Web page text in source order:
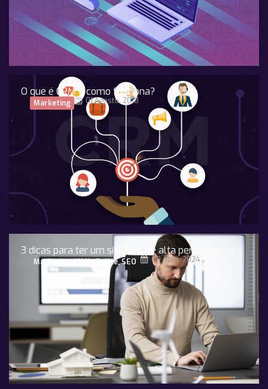
O que é CRM e como funciona?
Marketing 01 Agosto, 2018
3 dicas para ter um site B2B de alta performance
Marketing,Midia Online,SEO 09 Abril, 2024